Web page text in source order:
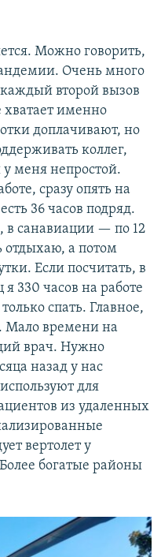
Можно говорить,
Очень много
второй вызов
именно
доплачивают, но
коллег,
у меня непростой.
сразу опять на
36 часов подряд.
в санавиации — по 12
отдыхаю, а потом
Если посчитать, в
330 часов на работе
спать. Главное,
Мало времени на
врач. Нужно
назад у нас
для
из удаленных
вертолет у
богатые районы